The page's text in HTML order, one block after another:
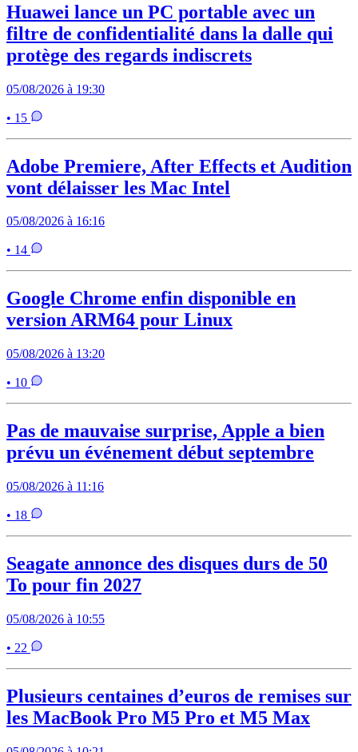
Huawei lance un PC portable avec un
filtre de confidentialité dans la dalle qui
protège des regards indiscrets
05/08/2026 à 19:30
• 15
Adobe Premiere, After Effects et Audition
vont délaisser les Mac Intel
05/08/2026 à 16:16
• 14
Google Chrome enfin disponible en
version ARM64 pour Linux
05/08/2026 à 13:20
• 10
Pas de mauvaise surprise, Apple a bien
prévu un événement début septembre
05/08/2026 à 11:16
• 18
Seagate annonce des disques durs de 50
To pour fin 2027
05/08/2026 à 10:55
• 22
Plusieurs centaines d’euros de remises sur
les MacBook Pro M5 Pro et M5 Max